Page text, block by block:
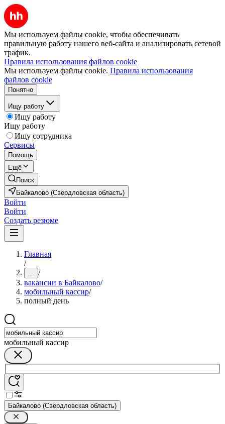
Мы используем файлы cookie, чтобы обеспечивать
правильную работу нашего веб-сайта и анализировать сетевой
трафик.
Правила использования файлов cookie
Мы используем файлы cookie. Правила использования
файлов cookie
Понятно
Ищу работу
Ищу работу
Ищу работу
Ищу сотрудника
Сервисы
Помощь
Ещё
Поиск
Байкалово (Свердловская область)
Войти
Войти
Создать резюме
Главная
/
... /
вакансии в Байкалово/
мобильный кассир/
полный день
мобильный кассир
Байкалово (Свердловская область)